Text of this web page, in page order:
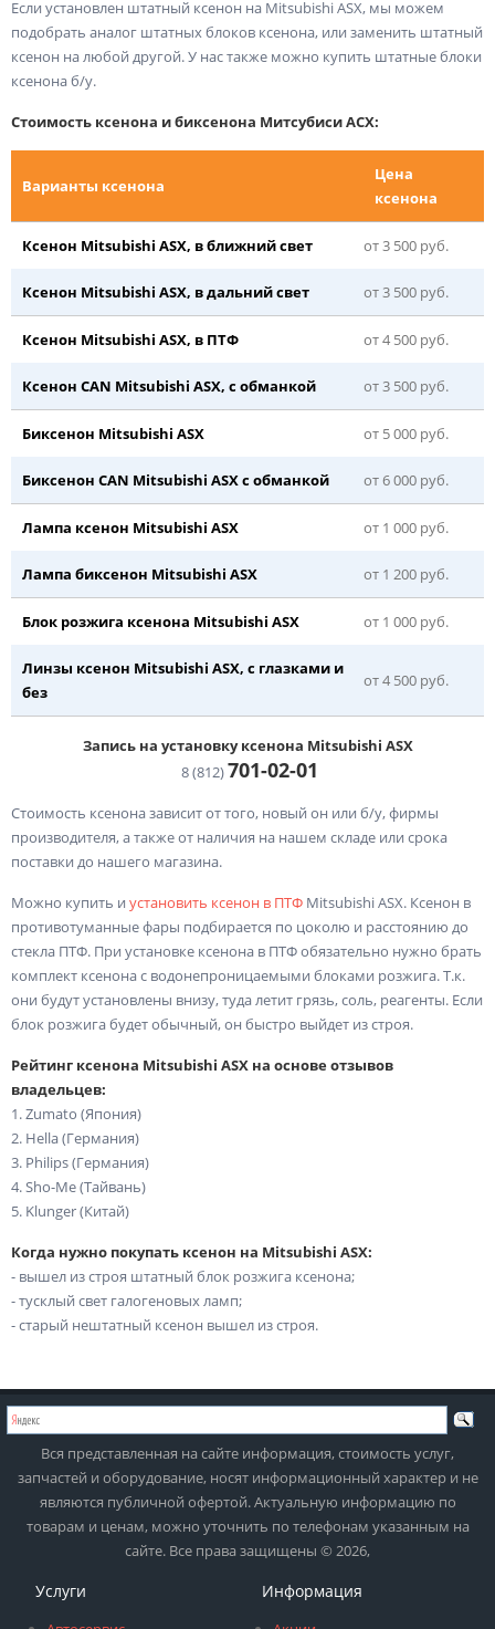
Если установлен штатный ксенон на Mitsubishi ASX, мы можем
подобрать аналог штатных блоков ксенона, или заменить штатный
ксенон на любой другой. У нас также можно купить штатные блоки
ксенона б/у.
Стоимость ксенона и биксенона Митсубиси АСХ:
Варианты ксенона
Цена
ксенона
Ксенон Mitsubishi ASX, в ближний свет от 3 500 руб.
Ксенон Mitsubishi ASX, в дальний свет от 3 500 руб.
Ксенон Mitsubishi ASX, в ПТФ от 4 500 руб.
Ксенон CAN Mitsubishi ASX, с обманкой от 3 500 руб.
Биксенон Mitsubishi ASX от 5 000 руб.
Биксенон CAN Mitsubishi ASX с обманкой от 6 000 руб.
Лампа ксенон Mitsubishi ASX от 1 000 руб.
Лампа биксенон Mitsubishi ASX от 1 200 руб.
Блок розжига ксенона Mitsubishi ASX от 1 000 руб.
Линзы ксенон Mitsubishi ASX, с глазками и
без
от 4 500 руб.
Запись на установку ксенона Mitsubishi ASX
8 (812)701-02-01
Стоимость ксенона зависит от того, новый он или б/у, фирмы
производителя, а также от наличия на нашем складе или срока
поставки до нашего магазина.
Можно купить и установить ксенон в ПТФ Mitsubishi ASX. Ксенон в
противотуманные фары подбирается по цоколю и расстоянию до
стекла ПТФ. При установке ксенона в ПТФ обязательно нужно брать
комплект ксенона с водонепроницаемыми блоками розжига. Т.к.
они будут установлены внизу, туда летит грязь, соль, реагенты. Если
блок розжига будет обычный, он быстро выйдет из строя.
Рейтинг ксенона Mitsubishi ASX на основе отзывов
владельцев:
1. Zumato (Япония)
2. Hella (Германия)
3. Philips (Германия)
4. Sho-Me (Тайвань)
5. Klunger (Китай)
Когда нужно покупать ксенон на Mitsubishi ASX:
- вышел из строя штатный блок розжига ксенона;
- тусклый свет галогеновых ламп;
- старый нештатный ксенон вышел из строя.
Вся представленная на сайте информация, стоимость услуг,
запчастей и оборудование, носят информационный характер и не
являются публичной офертой. Актуальную информацию по
товарам и ценам, можно уточнить по телефонам указанным на
сайте. Все права защищены © 2026,
Услуги Информация